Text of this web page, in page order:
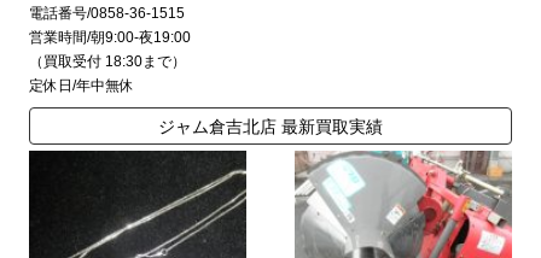
電話番号/0858-36-1515
営業時間/朝9:00-夜19:00
（買取受付 18:30まで）
定休日/年中無休
ジャム倉吉北店 最新買取実績